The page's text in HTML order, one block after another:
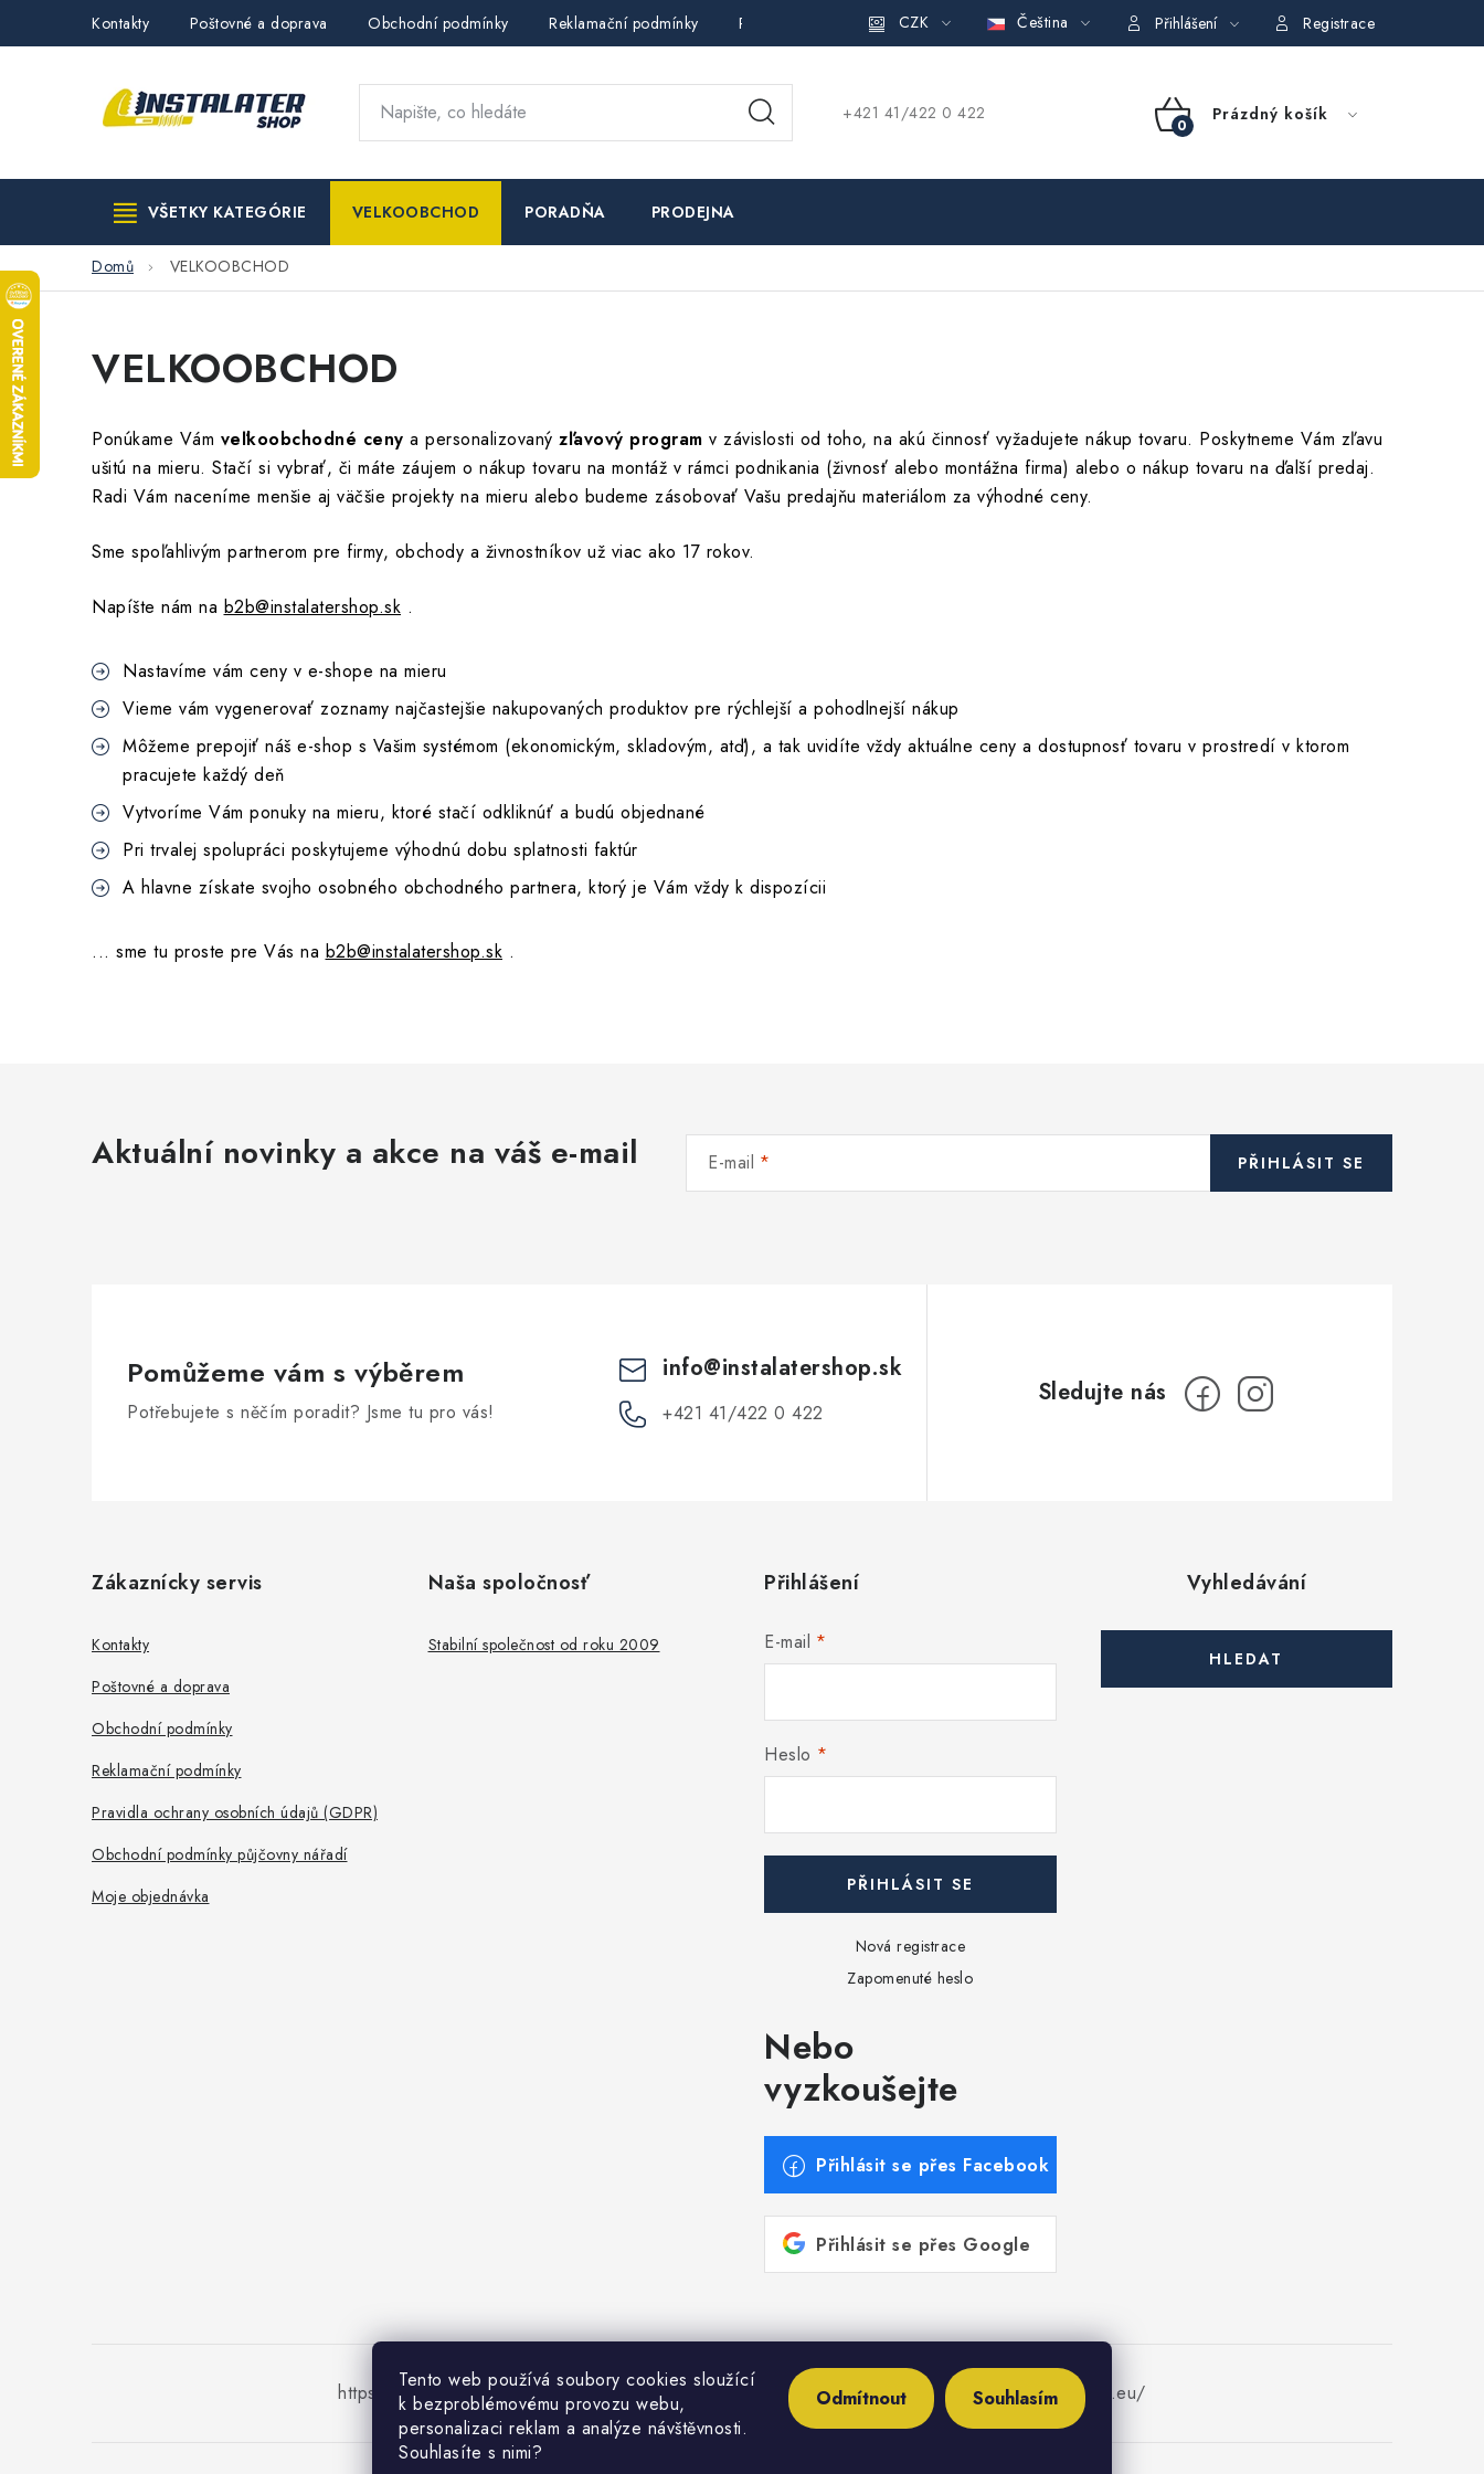
Tento web používá soubory cookies sloužící
k bezproblémovému provozu webu,
personalizaci reklam a analýze návštěvnosti.
Souhlasíte s nimi?
Odmítnout Souhlasím
Kontakty Poštovné a doprava Obchodní podmínky Reklamační podmínky Pravidla ochrany osobních údajů (GDPR) Obchodní podmínky půjčovny nářadí Moje objednávka
CZK Čeština Přihlášení Registrace
+421 41/422 0 422
NÁKUPNÍ
Prázdný košík
VŠETKY KATEGÓRIE VELKOOBCHOD PORADŇA PRODEJNA
Domů VELKOOBCHOD
VELKOOBCHOD
Ponúkame Vám veľkoobchodné ceny a personalizovaný zľavový program v závislosti od toho, na akú činnosť vyžadujete nákup tovaru. Poskytneme Vám zľavu
ušitú na mieru. Stačí si vybrať, či máte záujem o nákup tovaru na montáž v rámci podnikania (živnosť alebo montážna firma) alebo o nákup tovaru na ďalší predaj.
Radi Vám naceníme menšie aj väčšie projekty na mieru alebo budeme zásobovať Vašu predajňu materiálom za výhodné ceny.
Sme spoľahlivým partnerom pre firmy, obchody a živnostníkov už viac ako 17 rokov.
Napíšte nám na b2b@instalatershop.sk .
Nastavíme vám ceny v e-shope na mieru
Vieme vám vygenerovať zoznamy najčastejšie nakupovaných produktov pre rýchlejší a pohodlnejší nákup
Môžeme prepojiť náš e-shop s Vašim systémom (ekonomickým, skladovým, atď), a tak uvidíte vždy aktuálne ceny a dostupnosť tovaru v prostredí v ktorom
pracujete každý deň
Vytvoríme Vám ponuky na mieru, ktoré stačí odkliknúť a budú objednané
Pri trvalej spolupráci poskytujeme výhodnú dobu splatnosti faktúr
A hlavne získate svojho osobného obchodného partnera, ktorý je Vám vždy k dispozícii
... sme tu proste pre Vás na b2b@instalatershop.sk .
Aktuální novinky a akce na váš e-mail E-mail PŘIHLÁSIT SE
Pomůžeme vám s výběrem
Potřebujete s něčím poradit? Jsme tu pro vás!
info@instalatershop.sk
+421 41/422 0 422
Zákaznícky servis
Kontakty
Poštovné a doprava
Obchodní podmínky
Reklamační podmínky
Pravidla ochrany osobních údajů (GDPR)
Obchodní podmínky půjčovny nářadí
Moje objednávka
Naša spoločnosť
Stabilní společnost od roku 2009
Přihlášení
E-mail
Heslo
PŘIHLÁSIT SE
Nová registrace
Zapomenuté heslo
Nebo
vyzkoušejte
Přihlásit se přes Facebook
Přihlásit se přes Google
Vyhledávání
HLEDAT
https://www.ohrievaciatechnika.sk/ https://www.etaenergy.eu/ https://www.fajninstalater.eu/